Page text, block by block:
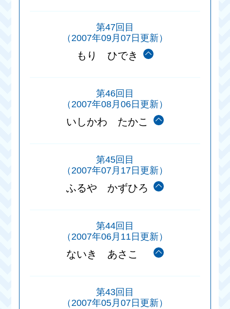
第47回目
（2007年09月07日更新）
もり ひでき
第46回目
（2007年08月06日更新）
いしかわ たかこ
第45回目
（2007年07月17日更新）
ふるや かずひろ
第44回目
（2007年06月11日更新）
ないき あさこ
第43回目
（2007年05月07日更新）